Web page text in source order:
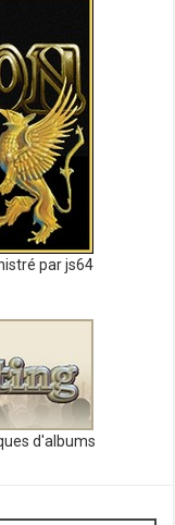
par js64
d'albums